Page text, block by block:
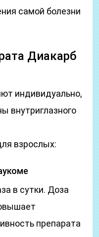
самой болезни
Диакарб
индивидуально,
внутриглазного
взрослых:
в сутки. Доза
препарата